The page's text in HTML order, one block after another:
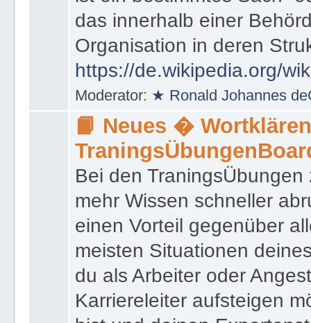
das innerhalb einer
Organisation in deren
https://de.wikipedia.org/
Moderator: ★ Ronald Johannes
📙 Neues �
Bei den
mehr Wissen schneller
einen Vorteil gegenüber
meisten Situationen
du als Arbeiter oder
Karriereleiter aufsteigen